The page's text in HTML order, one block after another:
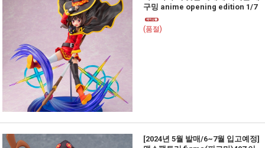
구밍 anime opening edition 1/7
(품절)
[2024년 5월 발매/6~7월 입고예정]